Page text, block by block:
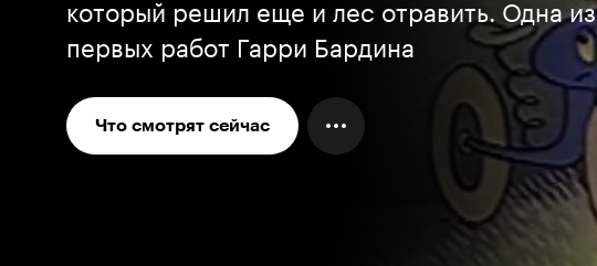
который решил еще и лес отравить. Одна из
первых работ Гарри Бардина
Что смотрят сейчас